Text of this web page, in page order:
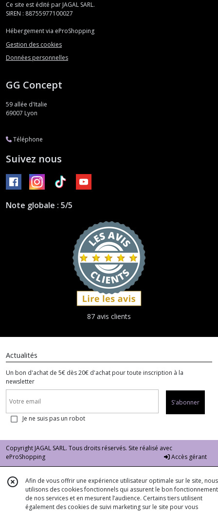
Ce site est édité par JAGAL SARL.
SIREN : 88755977100027
Hébergement via eProShopping
Gestion des cookies
Données personnelles
GG Concept
59 allée d'Italie
69007 Lyon
Téléphone
Suivez nous
Note globale : 5/5
87 avis clients
Actualités
Un bon d'achat de 5€ dès 20€ d'achat pour toute inscription à la
newsletter
S'abonner
Je ne suis pas un robot
Copyright JAGAL SARL. Tous droits réservés. Site réalisé avec
eProShopping
Accès gérant
Afin de vous offrir une expérience utilisateur optimale sur le site, nous
utilisons des cookies fonctionnels qui assurent le bon fonctionnement
de nos services et en mesurent l’audience. Certains tiers utilisent
également des cookies de suivi marketing sur le site pour vous